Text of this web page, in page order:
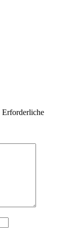
Erforderliche